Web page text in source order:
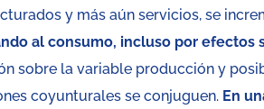
y más aún servicios, se
al consumo, incluso por efectos
sobre la variable producción y
coyunturales se conjuguen. En